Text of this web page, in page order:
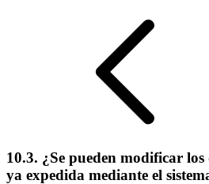
10.3. ¿Se pueden modificar
ya expedida mediante el